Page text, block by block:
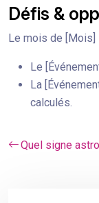
Défis &
Le mois de
Le
La
calculés.
Quel signe